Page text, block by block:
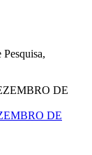
DE
DE